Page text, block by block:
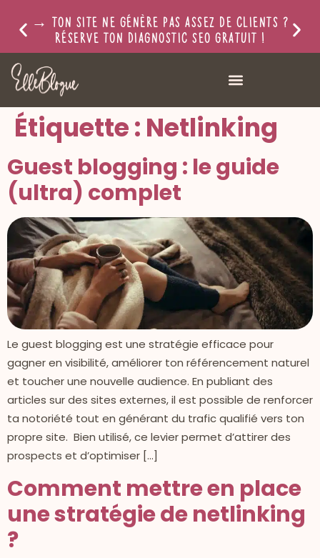
→ Ton site ne génère pas assez de clients ?
Réserve ton diagnostic SEO gratuit !
Étiquette : Netlinking
Guest blogging : le guide
(ultra) complet
Le guest blogging est une stratégie efficace pour
gagner en visibilité, améliorer ton référencement naturel
et toucher une nouvelle audience. En publiant des
articles sur des sites externes, il est possible de renforcer
ta notoriété tout en générant du trafic qualifié vers ton
propre site. Bien utilisé, ce levier permet d’attirer des
prospects et d’optimiser […]
Comment mettre en place
une stratégie de netlinking
?